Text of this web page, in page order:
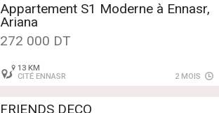
Appartement S1 Moderne à Ennasr,
Ariana
272 000 DT
13 KM
CITÉ ENNASR
2 MOIS
FRIENDS DECO